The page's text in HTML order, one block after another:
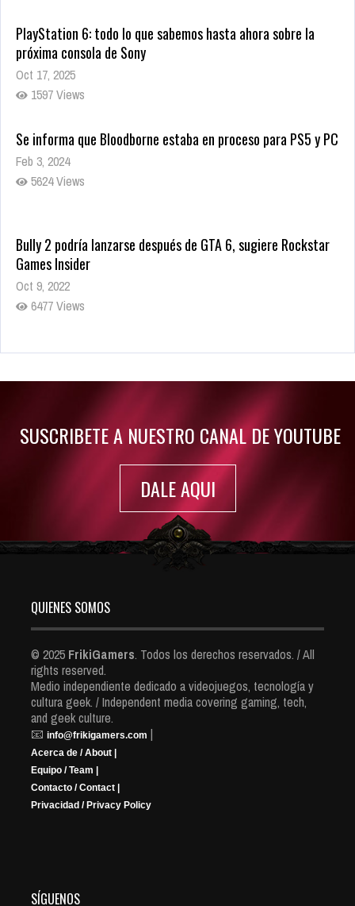
PlayStation 6: todo lo que sabemos hasta ahora sobre la
próxima consola de Sony
Oct 17, 2025
1597 Views
Se informa que Bloodborne estaba en proceso para PS5 y PC
Feb 3, 2024
5624 Views
Bully 2 podría lanzarse después de GTA 6, sugiere Rockstar
Games Insider
Oct 9, 2022
6477 Views
Rumor: Se filtran los primeros detalles de Resident Evil 9
SUSCRIBETE A NUESTRO CANAL DE YOUTUBE
DALE AQUI
QUIENES SOMOS
© 2025 FrikiGamers. Todos los derechos reservados. / All
rights reserved.
Medio independiente dedicado a videojuegos, tecnología y
cultura geek. / Independent media covering gaming, tech,
and geek culture.
📧 info@frikigamers.com |
Acerca de / About |
Equipo / Team |
Contacto / Contact |
Privacidad / Privacy Policy
SÍGUENOS